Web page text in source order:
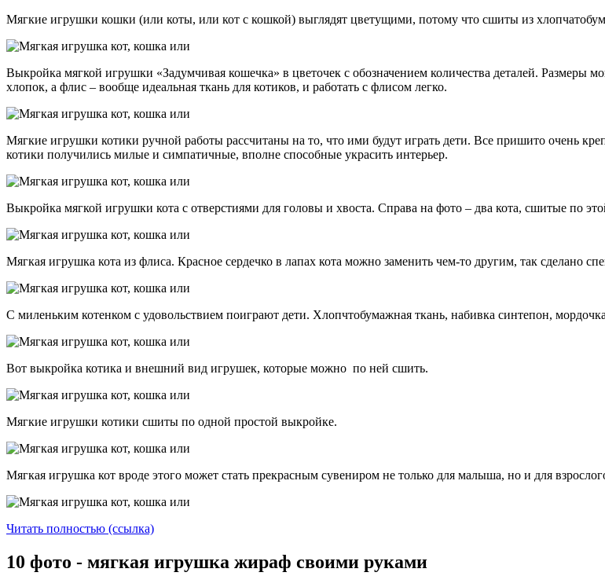
Мягкие игрушки кошки (или коты, или кот с кошкой) выглядят цветущими, потому что сшиты из
Выкройка мягкой игрушки «Задумчивая кошечка» в цветочек с обозначением количества деталей. Размеры
хлопок, а флис – вообще идеальная ткань для котиков, и работать с флисом легко.
Мягкие игрушки котики ручной работы рассчитаны на то, что ими будут играть дети. Все пришито очень
котики получились милые и симпатичные, вполне способные украсить интерьер.
Выкройка мягкой игрушки кота с отверстиями для головы и хвоста. Справа на фото – два кота, сшитые по
Мягкая игрушка кота из флиса. Красное сердечко в лапах кота можно заменить чем-то другим, так сделано
С миленьким котенком с удовольствием поиграют дети. Хлопчтобумажная ткань, набивка синтепон,
Вот выкройка котика и внешний вид игрушек, которые можно по ней сшить.
Мягкие игрушки котики сшиты по одной простой выкройке.
Мягкая игрушка кот вроде этого может стать прекрасным сувениром не только для малыша, но и для
Читать полностью (ссылка)
10 фото - мягкая игрушка жираф своими руками